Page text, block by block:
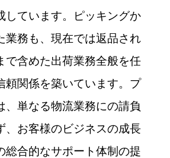
しています。ピッキングか
業務も、現在では返品され
で含めた出荷業務全般を任
頼関係を築いています。プ
、単なる物流業務にの請負
、お客様のビジネスの成長
総合的なサポート体制の提